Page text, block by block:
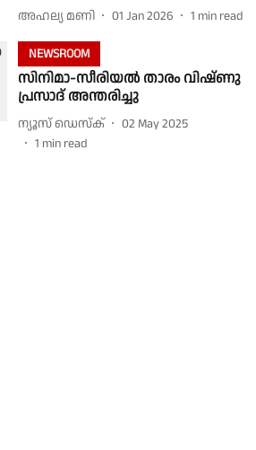
അഹല്യ മണി 01 Jan 2026 1 min read
NEWSROOM
സിനിമാ-സീരിയൽ താരം വിഷ്ണു
പ്രസാദ് അന്തരിച്ചു
ന്യൂസ് ഡെസ്ക്
02 May 2025
1 min read